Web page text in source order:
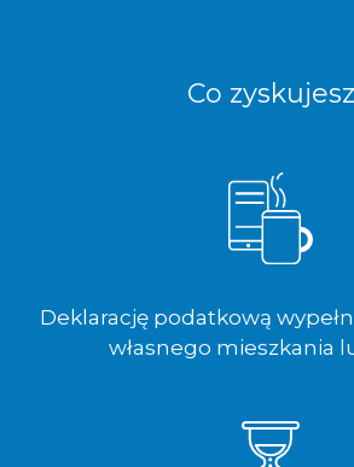
Co zyskujesz
Deklarację podatkową
własnego mieszkania